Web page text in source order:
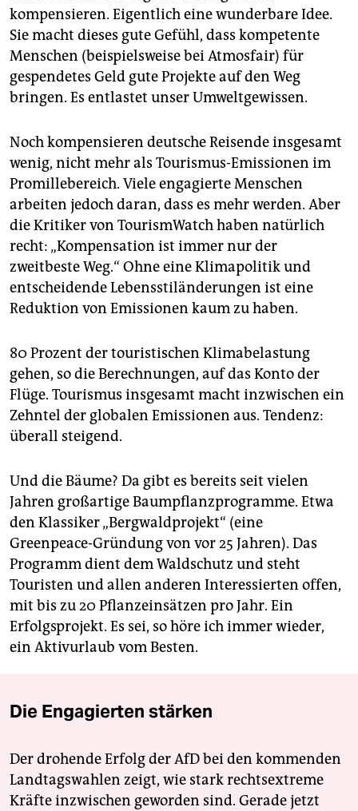
kompensieren. Eigentlich eine wunderbare Idee.
Sie macht dieses gute Gefühl, dass kompetente
Menschen (beispielsweise bei Atmosfair) für
gespendetes Geld gute Projekte auf den Weg
bringen. Es entlastet unser Umweltgewissen.
Noch kompensieren deutsche Reisende insgesamt
wenig, nicht mehr als Tourismus-Emissionen im
Promillebereich. Viele engagierte Menschen
arbeiten jedoch daran, dass es mehr werden. Aber
die Kritiker von TourismWatch haben natürlich
recht: „Kompensation ist immer nur der
zweitbeste Weg.“ Ohne eine Klimapolitik und
entscheidende Lebensstiländerungen ist eine
Reduktion von Emissionen kaum zu haben.
80 Prozent der touristischen Klimabelastung
gehen, so die Berechnungen, auf das Konto der
Flüge. Tourismus insgesamt macht inzwischen ein
Zehntel der globalen Emissionen aus. Tendenz:
überall steigend.
Und die Bäume? Da gibt es bereits seit vielen
Jahren großartige Baumpflanzprogramme. Etwa
den Klassiker „Bergwaldprojekt“ (eine
Greenpeace-Gründung von vor 25 Jahren). Das
Programm dient dem Waldschutz und steht
Touristen und allen anderen Interessierten offen,
mit bis zu 20 Pflanzeinsätzen pro Jahr. Ein
Erfolgsprojekt. Es sei, so höre ich immer wieder,
ein Aktivurlaub vom Besten.
Die Engagierten stärken
Der drohende Erfolg der AfD bei den kommenden
Landtagswahlen zeigt, wie stark rechtsextreme
Kräfte inzwischen geworden sind. Gerade jetzt